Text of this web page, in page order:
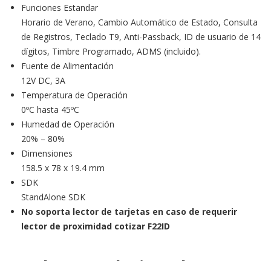
Funciones Estandar
Horario de Verano, Cambio Automático de Estado, Consulta
de Registros, Teclado T9, Anti-Passback, ID de usuario de 14
dígitos, Timbre Programado, ADMS (incluido).
Fuente de Alimentación
12V DC, 3A
Temperatura de Operación
0ºC hasta 45ºC
Humedad de Operación
20% – 80%
Dimensiones
158.5 x 78 x 19.4 mm
SDK
StandAlone SDK
No soporta lector de tarjetas en caso de requerir
lector de proximidad cotizar F22ID